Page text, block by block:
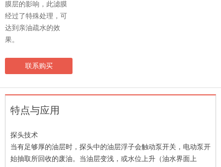
特点与应用
探头技术
当有足够厚的油层时，探头中的油层浮子会触动泵开关，电动泵开
始抽取所回收的废油。当油层变浅，或水位上升（油水界面上
膜层的影响，此滤膜
经过了特殊处理，可
达到亲油疏水的效
果。
联系购买